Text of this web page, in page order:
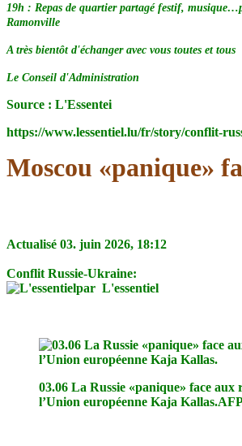
19h : Repas de quartier partagé festif,
Ramonville
A très bientôt d'échanger avec vous toutes et tous
Le Conseil d'Administration
Source : L'Essentei
https://www.lessentiel.lu/fr/story/conflit-
Moscou «panique»
Actualisé 03. juin 2026, 18:12
Conflit Russie-Ukraine:
par L'essentiel
03.06 La Russie «panique» face
l’Union européenne Kaja Kallas.